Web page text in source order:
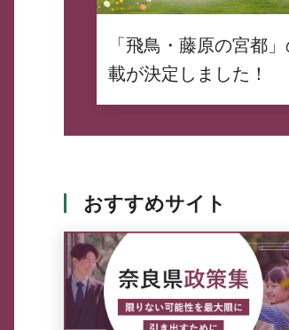
「飛鳥・藤原の宮都
載が決定しました！
おすすめサイト